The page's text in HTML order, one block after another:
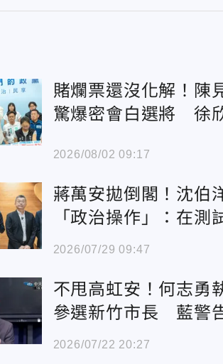
賭爛票還沒化解！陳
驚爆密會白選將 徐
2026/08/02 09:17
蔣萬安拋倒閣！沈伯
「政治操作」：在測
民黨內實力
2026/07/29 09:47
不甩高虹安！何志勇
參選新竹市長 藍警
違紀就依黨紀處理
2026/07/22 20:27